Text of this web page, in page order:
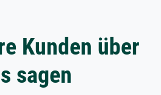
Kunden über
sagen